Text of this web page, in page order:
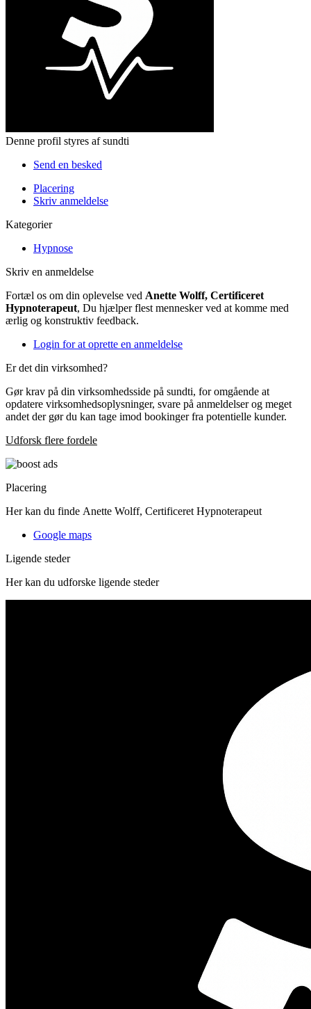
Denne profil styres af sundti
Send en besked
Placering
Skriv anmeldelse
Kategorier
Hypnose
Skriv en anmeldelse
Fortæl os om din oplevelse ved Anette Wolff, Certificeret
Hypnoterapeut, Du hjælper flest mennesker ved at komme med
ærlig og konstruktiv feedback.
Login for at oprette en anmeldelse
Er det din virksomhed?
Gør krav på din virksomhedsside på sundti, for omgående at
opdatere virksomhedsoplysninger, svare på anmeldelser og meget
andet der gør du kan tage imod bookinger fra potentielle kunder.
Udforsk flere fordele
Placering
Her kan du finde Anette Wolff, Certificeret Hypnoterapeut
Google maps
Ligende steder
Her kan du udforske ligende steder